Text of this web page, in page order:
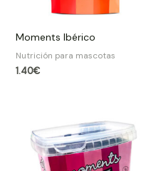
Moments Ibérico
Nutrición para mascotas
1.40€